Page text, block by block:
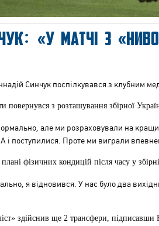
«У МАТЧІ З
Синчук поспілкувався з клубним
повернувся з розташування збірної
але ми розраховували на
і поступилися. Проте ми виграли
фізичних кондицій після часу у
я відновився. У нас було два
» здійснив ще 2 трансфери, підписавши